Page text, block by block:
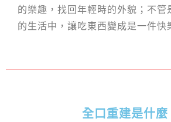
的樂趣，找回年輕時的外貌；不管
的生活中，讓吃東西變成是一件快
全口重建是什麼